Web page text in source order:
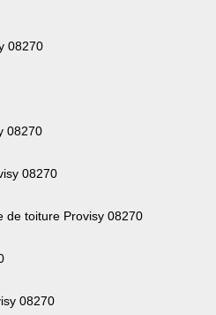
08270
08270
08270
de toiture Provisy 08270
08270